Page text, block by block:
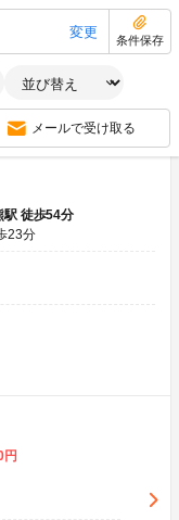
変更
条件保存
メールで受け取る
駅 徒歩54分
23分
円